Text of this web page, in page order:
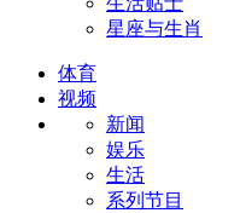
星座与生肖
体育
视频
新闻
娱乐
生活
系列节目